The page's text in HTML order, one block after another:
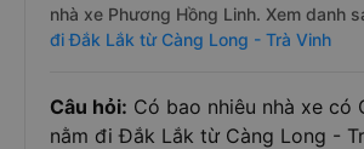
nhà xe Phương Hồng Linh. Xem danh
đi Đắk Lắk từ Càng Long - Trà Vinh
Câu hỏi: Có bao nhiêu nhà xe có
nằm đi Đắk Lắk từ Càng Long -